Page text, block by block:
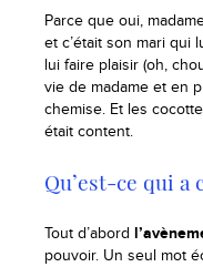
Parce que oui,
et c’était son mari qui
lui faire plaisir (oh,
vie de madame et en
chemise. Et les
était content.
Qu’est-ce qui a
Tout d’abord
pouvoir. Un seul mot